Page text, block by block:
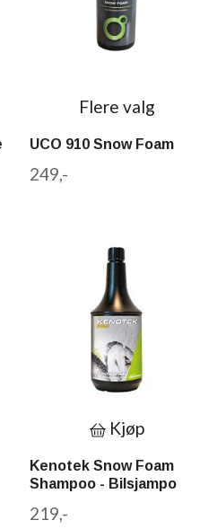
Flere valg
UCO 910 Snow Foam
249,-
Kjøp
Kenotek Snow Foam
Shampoo - Bilsjampo
219,-